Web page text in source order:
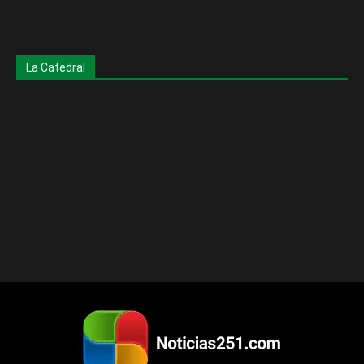
La Catedral